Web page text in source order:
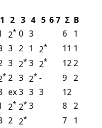
1 2 3 4 5 67 Σ B
2* 0 3 6
1
3 2 1 2* 11 1
3 2* 3 2* 122
* 2 3 2* - 9 2
ex3 3 3
12
2* 2* 3 8 2
2 2* 7
1